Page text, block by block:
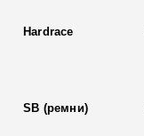
Hardrace
SB (ремни)